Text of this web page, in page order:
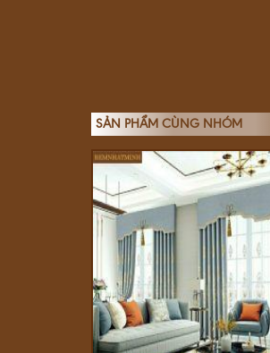
SẢN PHẨM CÙNG NHÓM